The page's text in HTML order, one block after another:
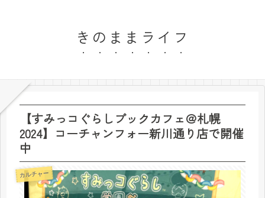
きのままライフ
【すみっコぐらしブックカフェ＠札幌
2024】コーチャンフォー新川通り店で開催
中
カルチャー